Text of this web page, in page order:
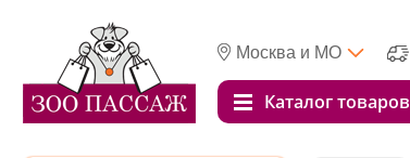
Москва и МО
Каталог товаров